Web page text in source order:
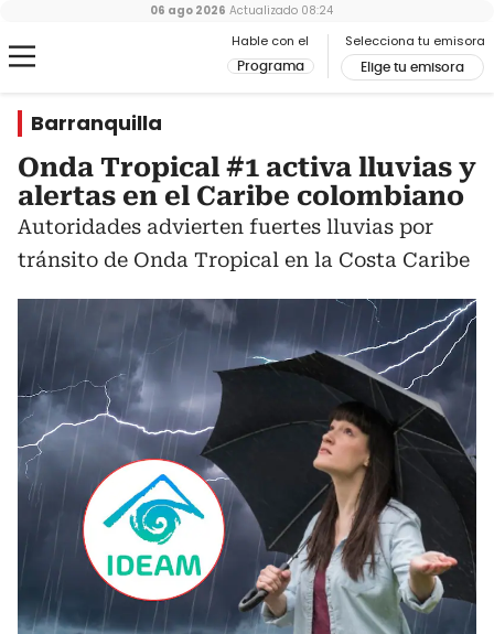
Hable con el
Programa
Selecciona tu emisora
Elige tu emisora
06 ago 2026 Actualizado 08:24
Barranquilla
Onda Tropical #1 activa lluvias y
alertas en el Caribe colombiano
Autoridades advierten fuertes lluvias por
tránsito de Onda Tropical en la Costa Caribe